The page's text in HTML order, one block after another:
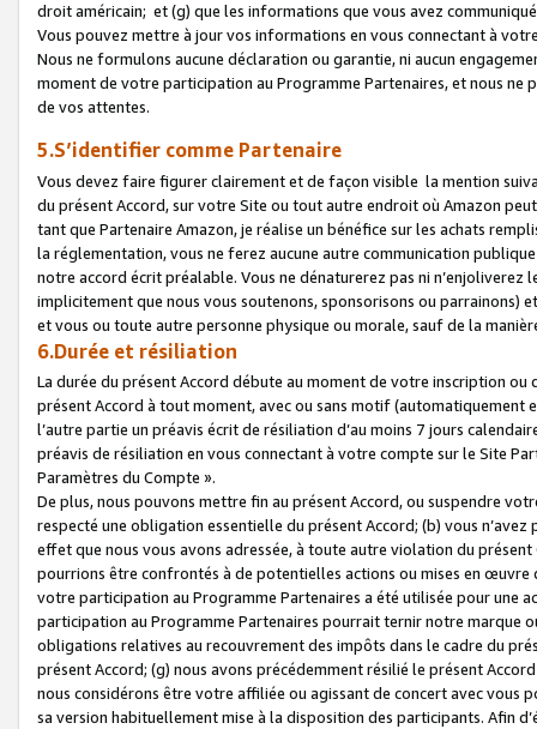
droit américain; et (g) que les informations que vous avez
Vous pouvez mettre à jour vos informations en vous connectant à
Nous ne formulons aucune déclaration ou garantie, ni aucun
moment de votre participation au Programme Partenaires, et nous
de vos attentes.
5.S’identifier comme Partenaire
Vous devez faire figurer clairement et de façon visible la mention
du présent Accord, sur votre Site ou tout autre endroit où Amazon
tant que Partenaire Amazon, je réalise un bénéfice sur les achats
la réglementation, vous ne ferez aucune autre communication
notre accord écrit préalable. Vous ne dénaturerez pas ni
implicitement que nous vous soutenons, sponsorisons ou parrainons)
et vous ou toute autre personne physique ou morale, sauf de la
6.Durée et résiliation
La durée du présent Accord débute au moment de votre inscription
présent Accord à tout moment, avec ou sans motif (automatiquement
l’autre partie un préavis écrit de résiliation d’au moins 7 jours
préavis de résiliation en vous connectant à votre compte sur le Site
Paramètres du Compte ».
De plus, nous pouvons mettre fin au présent Accord, ou suspendre
respecté une obligation essentielle du présent Accord; (b) vous
effet que nous vous avons adressée, à toute autre violation du
pourrions être confrontés à de potentielles actions ou mises en
votre participation au Programme Partenaires a été utilisée pour une
participation au Programme Partenaires pourrait ternir notre marque
obligations relatives au recouvrement des impôts dans le cadre du
présent Accord; (g) nous avons précédemment résilié le présent
nous considérons être votre affiliée ou agissant de concert avec vous
sa version habituellement mise à la disposition des participants. Afin